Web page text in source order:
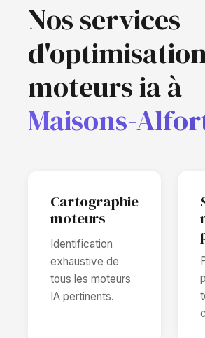
Nos services
moteurs ia à
Maisons-
Cartographie
moteurs
Identification
exhaustive de
tous les moteurs
IA pertinents.